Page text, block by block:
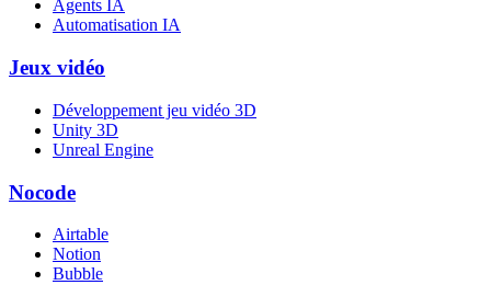
Agents IA
Automatisation IA
Jeux vidéo
Développement jeu vidéo 3D
Unity 3D
Unreal Engine
Nocode
Airtable
Notion
Bubble